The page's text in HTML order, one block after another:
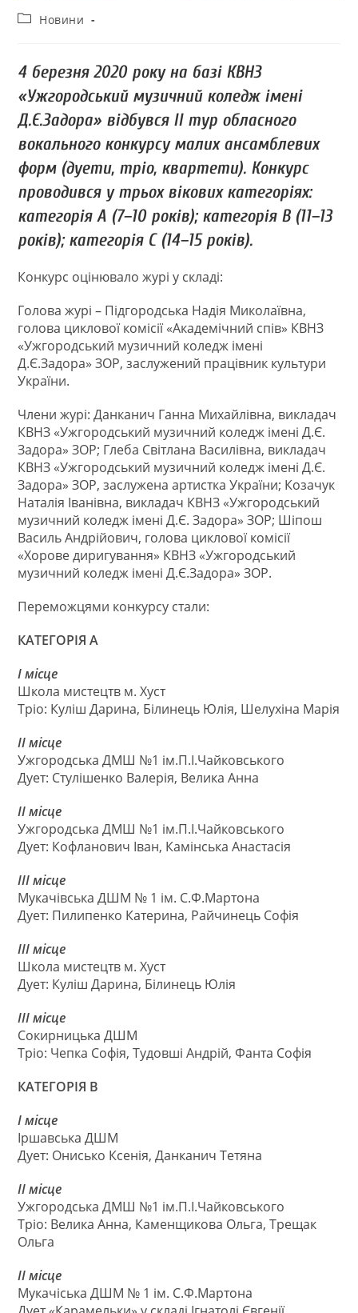
Новини
4 березня 2020 року на базі КВНЗ
«Ужгородський музичний коледж імені
Д.Є.Задора» відбувся ІІ тур обласного
вокального конкурсу малих ансамблевих
форм (дуети, тріо, квартети). Конкурс
проводився у трьох вікових категоріях:
категорія А (7–10 років); категорія В (11–13
років); категорія С (14–15 років).
Конкурс оцінювало журі у складі:
Голова журі – Підгородська Надія Миколаївна,
голова циклової комісії «Академічний спів» КВНЗ
«Ужгородський музичний коледж імені
Д.Є.Задора» ЗОР, заслужений працівник культури
України.
Члени журі: Данканич Ганна Михайлівна, викладач
КВНЗ «Ужгородський музичний коледж імені Д.Є.
Задора» ЗОР; Глеба Світлана Василівна, викладач
КВНЗ «Ужгородський музичний коледж імені Д.Є.
Задора» ЗОР, заслужена артистка України; Козачук
Наталія Іванівна, викладач КВНЗ «Ужгородський
музичний коледж імені Д.Є. Задора» ЗОР; Шіпош
Василь Андрійович, голова циклової комісії
«Хорове диригування» КВНЗ «Ужгородський
музичний коледж імені Д.Є.Задора» ЗОР.
Переможцями конкурсу стали:
КАТЕГОРІЯ А
І місце
Школа мистецтв м. Хуст
Тріо: Куліш Дарина, Білинець Юлія, Шелухіна Марія
ІІ місце
Ужгородська ДМШ №1 ім.П.І.Чайковського
Дует: Стулішенко Валерія, Велика Анна
ІІ місце
Ужгородська ДМШ №1 ім.П.І.Чайковського
Дует: Кофланович Іван, Камінська Анастасія
ІІІ місце
Мукачівська ДШМ № 1 ім. С.Ф.Мартона
Дует: Пилипенко Катерина, Райчинець Софія
ІІІ місце
Школа мистецтв м. Хуст
Дует: Куліш Дарина, Білинець Юлія
ІІІ місце
Сокирницька ДШМ
Тріо: Чепка Софія, Тудовші Андрій, Фанта Софія
КАТЕГОРІЯ В
І місце
Іршавська ДШМ
Дует: Онисько Ксенія, Данканич Тетяна
ІІ місце
Ужгородська ДМШ №1 ім.П.І.Чайковського
Тріо: Велика Анна, Каменщикова Ольга, Трещак
Ольга
ІІ місце
Мукачіська ДШМ № 1 ім. С.Ф.Мартона